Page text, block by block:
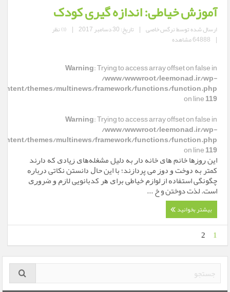
آموزش خیاطی: اندازه گیری کودک
ارسال شده توسطنرگس خاصی | تاریخ: 30 دسامبر 2017 | (۱) نظر
| 64888 مشاهده
Warning: Trying to access array offset on false in
/www/wwwroot/leemonad.ir/wp-
themes/multinews/framework/functions/function.php
on line119
Warning: Trying to access array offset on false in
/www/wwwroot/leemonad.ir/wp-
themes/multinews/framework/functions/function.php
on line119
ﺍﯾﻦ ﺭﻭﺯﻫﺎ ﺧﺎﻧﻢ ﻫﺎﯼ ﺧﺎﻧﻪ ﺩﺍﺭ ﺑﻪ ﺩﻟﯿﻞ ﻣﺸﻐﻠﻪ‌ﻫﺎﯼ ﺯﯾﺎﺩﯼ ﮐﻪ ﺩﺍﺭﻧﺪ
ﮐﻤﺘﺮ ﺑﻪ ﺩﻭﺧﺖ ﻭ ﺩﻭﺯ ﻣﯽ ﭘﺮﺩﺍﺯﻧﺪ؛ ﺑﺎ ﺍﯾﻦ ﺣﺎﻝ ﺩﺍﻧﺴﺘﻦ ﻧﮑﺎﺗﯽ ﺩﺭﺑﺎﺭﻩ
ﭼﮕﻮﻧﮕﯽ ﺍﺳﺘﻔﺎﺩﻩ ﺍﺯ ﻟﻮﺍﺯﻡ ﺧﯿﺎﻃﯽ ﺑﺮﺍﯼ ﻫﺮ ﮐﺪﺑﺎﻧﻮﯾﯽ ﻻﺯﻡ ﻭ ﺿﺮﻭﺭﯼ
ﺍﺳﺖ. لذت دوختن و خ ...
بیشتر بخوانید
1
2